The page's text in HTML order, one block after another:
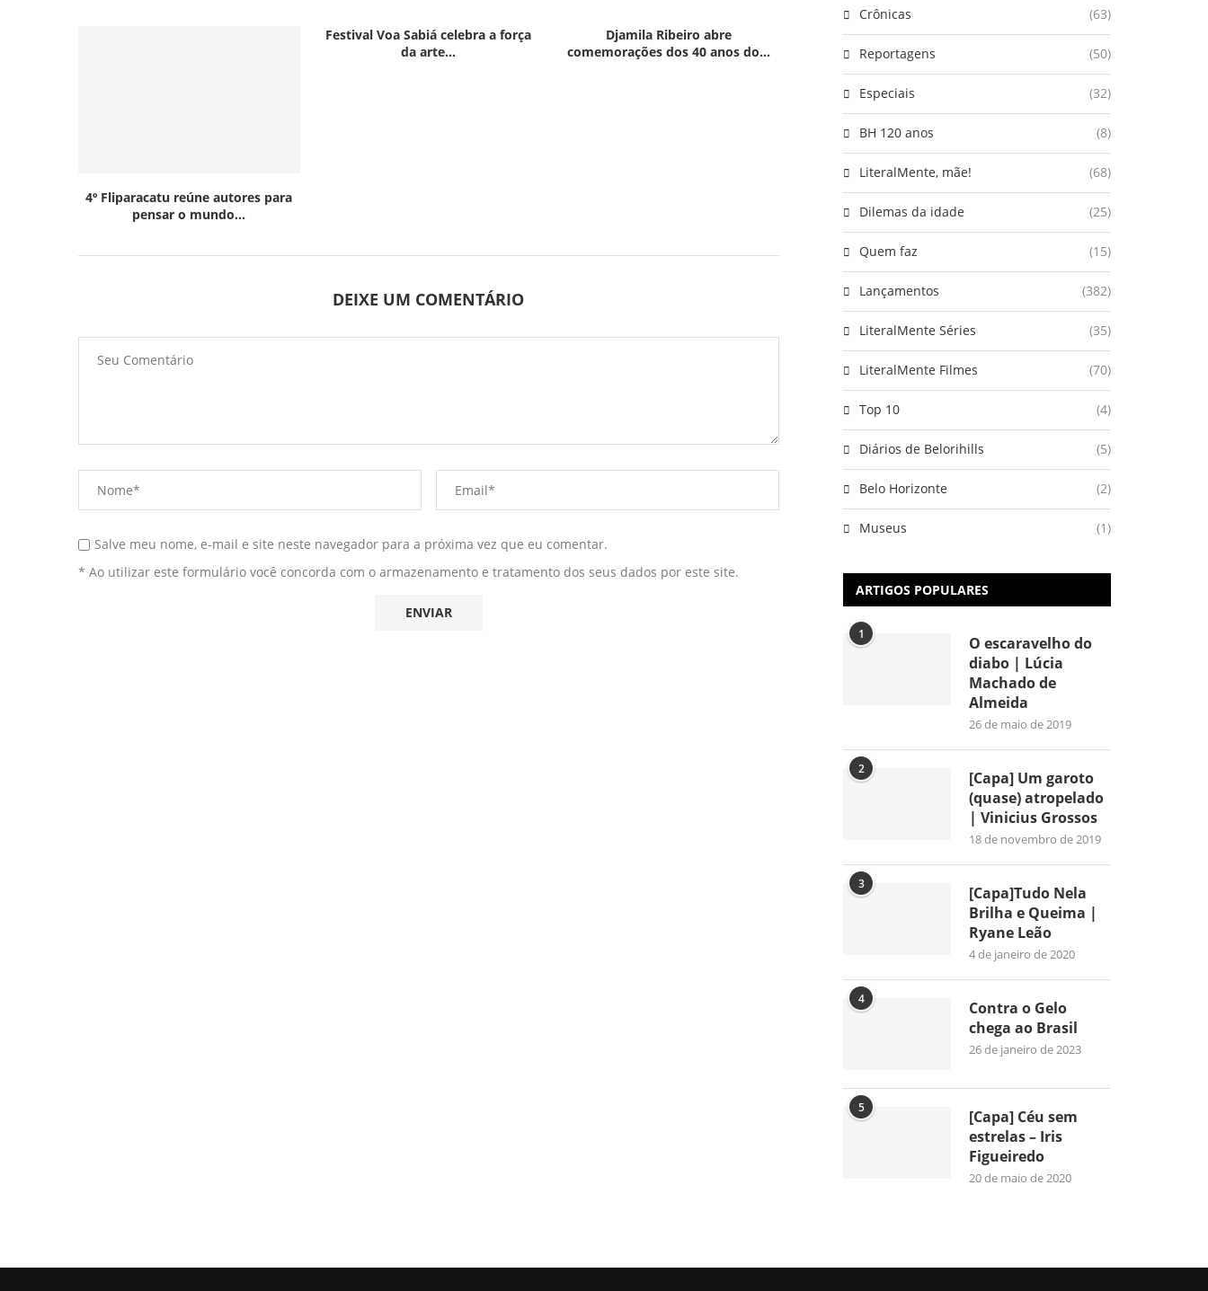
4º Fliparacatu reúne autores para
pensar o mundo...
Festival Voa Sabiá celebra a força
da arte...
Djamila Ribeiro abre
comemorações dos 40 anos do...
DEIXE UM COMENTÁRIO
Salve meu nome, e-mail e site neste navegador para a próxima vez que eu comentar.
* Ao utilizar este formulário você concorda com o armazenamento e tratamento dos seus dados por este site.
Crônicas (63)
Reportagens (50)
Especiais (32)
BH 120 anos (8)
LiteralMente, mãe! (68)
Dilemas da idade (25)
Quem faz (15)
Lançamentos (382)
LiteralMente Séries (35)
LiteralMente Filmes (70)
Top 10 (4)
Diários de Belorihills (5)
Belo Horizonte (2)
Museus (1)
ARTIGOS POPULARES
1
O escaravelho do
diabo | Lúcia
Machado de
Almeida
26 de maio de 2019
2
[Capa] Um garoto
(quase) atropelado
| Vinicius Grossos
18 de novembro de 2019
3
[Capa]Tudo Nela
Brilha e Queima |
Ryane Leão
4 de janeiro de 2020
4
Contra o Gelo
chega ao Brasil
26 de janeiro de 2023
5
[Capa] Céu sem
estrelas – Iris
Figueiredo
20 de maio de 2020